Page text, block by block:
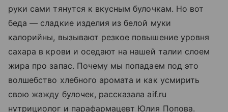
руки сами тянутся к вкусным булочкам. Но вот
беда — сладкие изделия из белой муки
калорийны, вызывают резкое повышение уровня
сахара в крови и оседают на нашей талии слоем
жира про запас. Почему мы попадаем под это
волшебство хлебного аромата и как усмирить
свою жажду булочек, рассказала aif.ru
нутрициолог и парафармацевт Юлия Попова.